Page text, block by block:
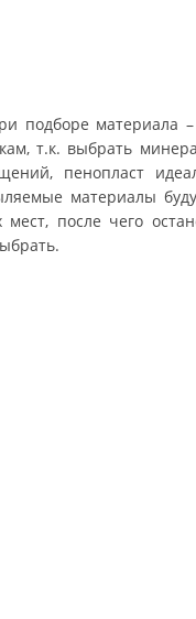
подборе материала –
т.к. выбрать
пенопласт
материалы
мест, после чего